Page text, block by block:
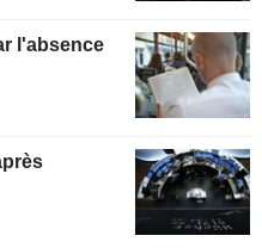
l'absence